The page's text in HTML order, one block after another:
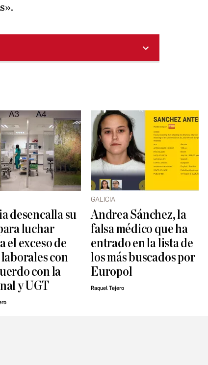
desencalla su
luchar
el exceso de
laborales con
con la
y UGT
GALICIA
Andrea Sánchez, la
falsa médico que ha
entrado en la lista de
los más buscados por
Europol
Raquel Tejero